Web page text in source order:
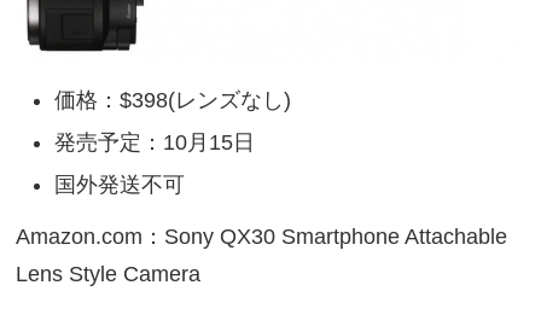
価格：$398(レンズなし)
発売予定：10月15日
国外発送不可
Amazon.com：Sony QX30 Smartphone Attachable
Lens Style Camera